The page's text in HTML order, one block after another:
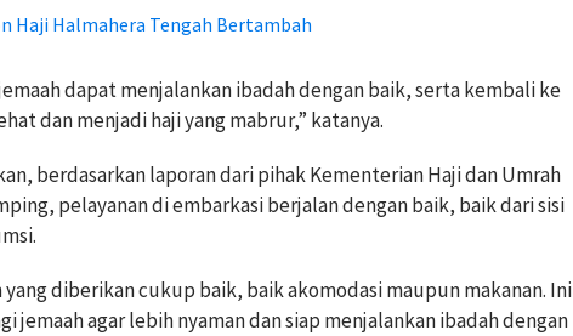
Haji Halmahera Tengah Bertambah
dapat menjalankan ibadah dengan baik, serta kembali ke
dan menjadi haji yang mabrur,” katanya.
berdasarkan laporan dari pihak Kementerian Haji dan Umrah
pelayanan di embarkasi berjalan dengan baik, baik dari sisi
diberikan cukup baik, baik akomodasi maupun makanan. Ini
jemaah agar lebih nyaman dan siap menjalankan ibadah dengan